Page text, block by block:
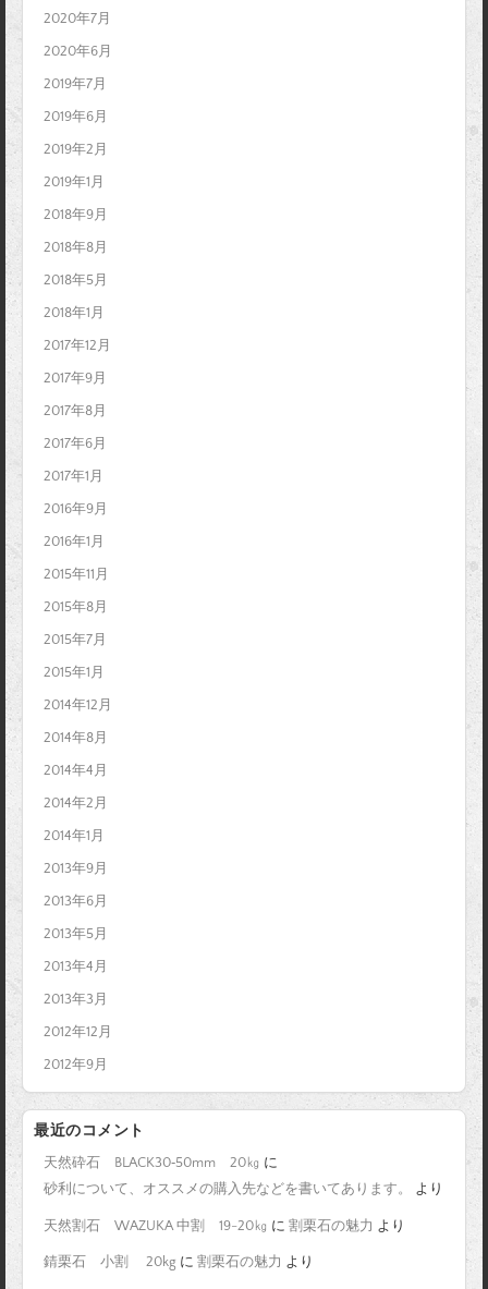
2020年7月
2020年6月
2019年7月
2019年6月
2019年2月
2019年1月
2018年9月
2018年8月
2018年5月
2018年1月
2017年12月
2017年9月
2017年8月
2017年6月
2017年1月
2016年9月
2016年1月
2015年11月
2015年8月
2015年7月
2015年1月
2014年12月
2014年8月
2014年4月
2014年2月
2014年1月
2013年9月
2013年6月
2013年5月
2013年4月
2013年3月
2012年12月
2012年9月
最近のコメント
天然砕石 BLACK30‐50mm 20㎏ に
砂利について、オススメの購入先などを書いてあります。
より
天然割石 WAZUKA 中割 19-20㎏ に割栗石の魅力 より
錆栗石 小割 20kg に割栗石の魅力 より